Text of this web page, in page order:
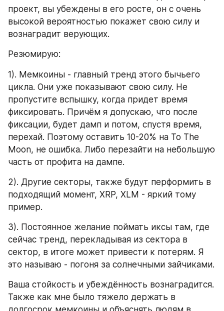
проект, вы убеждены в его росте, он с очень
высокой вероятностью покажет свою силу и
вознаградит верующих.
Резюмирую:
1). Мемкоины - главный тренд этого бычьего
цикла. Они уже показывают свою силу. Не
пропустите вспышку, когда придет время
фиксировать. Причём я допускаю, что после
фиксации, будет дамп и потом, спустя время,
перехай. Поэтому оставить 10-20% на To The
Moon, не ошибка. Либо перезайти на небольшую
часть от профита на дампе.
2). Другие секторы, также будут перформить в
подходящий момент, XRP, XLM - яркий тому
пример.
3). Постоянное желание поймать иксы там, где
сейчас тренд, перекладывая из сектора в
сектор, в итоге может привести к потерям. Я
это называю - погоня за солнечными зайчиками.
Ваша стойкость и убеждённость вознаградится.
Также как мне было тяжело держать в